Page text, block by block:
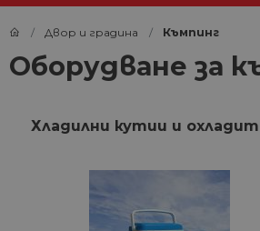
Двор и градина Къмпинг
Оборудване за
Хладилни кутии и